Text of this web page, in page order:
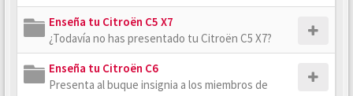
Enseña tu Citroën C5 X7
¿Todavía no has presentado tu Citroën C5 X7?
Enseña tu Citroën C6
Presenta al buque insignia a los miembros de